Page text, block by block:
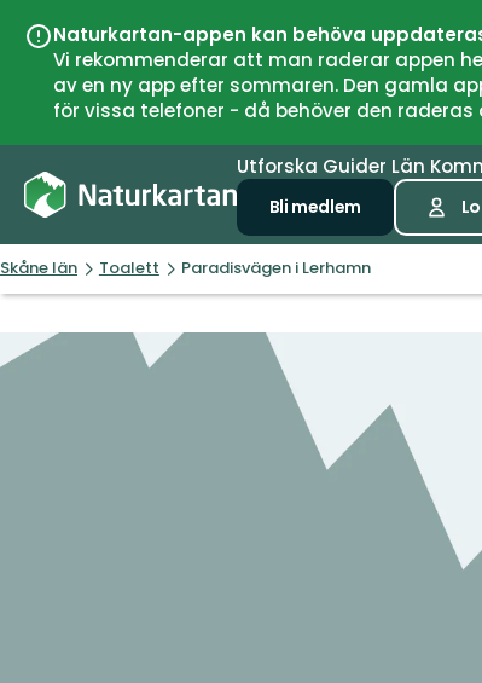
Naturkartan-appen kan behöva
Vi rekommenderar att man raderar appen
av en ny app efter sommaren. Den gamla
för vissa telefoner - då behöver den
Utforska Guider Län
Bli medlem
Skåne län Toalett Paradisvägen i Lerhamn